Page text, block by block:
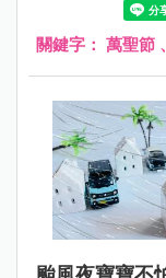
關鍵字： 萬聖節